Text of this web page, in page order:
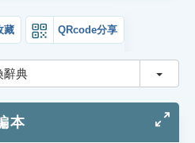
藏 QRcode分享
辭典 切換
本